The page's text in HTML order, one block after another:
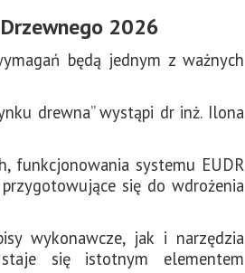
2026
będą jednym z ważnych
drewna” wystąpi dr inż. Ilona
funkcjonowania systemu EUDR
się do wdrożenia
wykonawcze, jak i narzędzia
się istotnym elementem